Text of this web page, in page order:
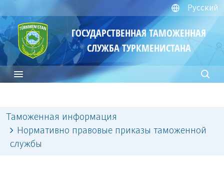
Русский
ГОСУДАРСТВЕННАЯ ТАМОЖЕННАЯ
СЛУЖБА ТУРКМЕНИСТАНА
Таможенная информация
Нормативно правовые приказы таможенной
службы